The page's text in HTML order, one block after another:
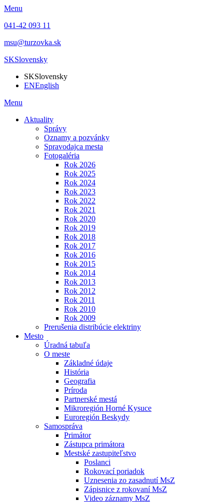
Menu
041-42 093 11
msu@turzovka.sk
SKSlovensky
SKSlovensky
ENEnglish
Menu
Aktuality
Správy
Oznamy a pozvánky
Spravodajca mesta
Fotogaléria
Rok 2026
Rok 2025
Rok 2024
Rok 2023
Rok 2022
Rok 2021
Rok 2020
Rok 2019
Rok 2018
Rok 2017
Rok 2016
Rok 2015
Rok 2014
Rok 2013
Rok 2012
Rok 2011
Rok 2010
Rok 2009
Prerušenia distribúcie elektriny
Mesto
Úradná tabuľa
O meste
Základné údaje
História
Geografia
Príroda
Partnerské mestá
Mikroregión Horné Kysuce
Euroregión Beskydy
Samospráva
Primátor
Zástupca primátora
Mestské zastupiteľstvo
Poslanci
Rokovací poriadok
Uznesenia zo zasadnutí MsZ
Zápisnice z rokovaní MsZ
Video záznamy MsZ